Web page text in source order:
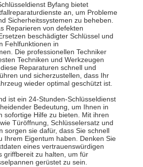
Byfang bietet
an, um Probleme
Sicherheitssystemen zu beheben.
Reparieren von defekten
beschädigter Schlüssel und
Fehlfunktionen in
Die professionellen Techniker
Techniken und Werkzeugen
Reparaturen schnell und
und sicherzustellen, dass Ihr
wieder optimal geschützt ist.
ist ein 24-Stunden-Schlüsseldienst
Bedeutung, um Ihnen in
sofortige Hilfe zu bieten. Mit ihren
Türöffnung, Schlüsselersatz und
sorgen sie dafür, dass Sie schnell
Ihrem Eigentum haben. Denken Sie
eines vertrauenswürdigen
griffbereit zu halten, um für
gerüstet zu sein.